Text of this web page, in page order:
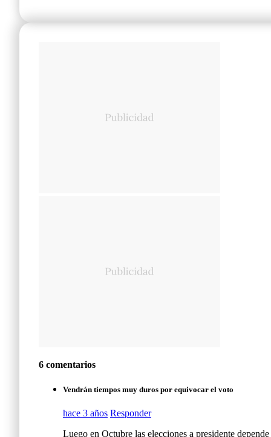
6 comentarios
Vendrán tiempos muy duros por equivocar el voto
hace 3 años Responder
Luego en Octubre las elecciones a presidente